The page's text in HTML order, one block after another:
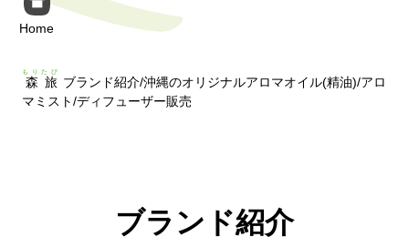
Home
森旅
もりたび
ブランド紹介/沖縄のオリジナルアロマオイル(精油)/アロ
マミスト/ディフューザー販売
ブランド紹介